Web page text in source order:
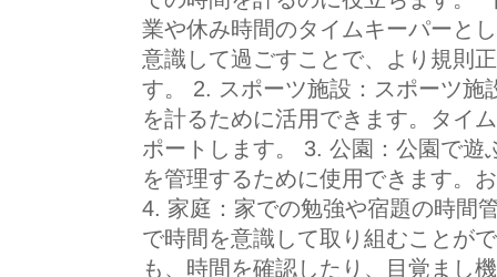
業や休み時間のタイムキーパーと
意識して過ごすことで、より規則
す。 2. スポーツ施設：スポーツ施
を計るために活用できます。タイ
ポートします。 3. 公園：公園で遊
を管理するために使用できます。
4. 家庭：家での勉強や宿題の時間
で時間を意識して取り組むことが
も、時間を確認したり、目覚まし